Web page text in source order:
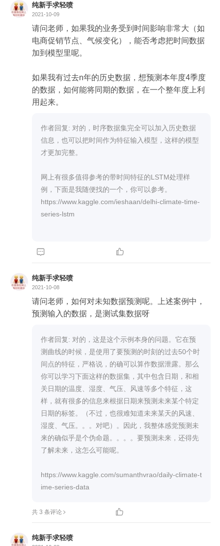
纯新手求轻喷
2021-10-09
请问老师，如果我的业务受到时间影响非常大（如
电商促销节点、气候变化），能否考虑把时间数据
加到模型里呢。
如果我有过去n年的历史数据，想预测本年度4季度
的数据，如何能将同期的数据，在一个整年度上利
用起来。
作者回复: 对的，时序数据集完全可以加入历史数据
信息，也可以把时间作为特征输入模型，这样的模型
才更加完整。
网上有很多值得参考的带时间特征的LSTM处理样
例，下面是我随便找的一个，你可以参考。
https://www.kaggle.com/ieshaan/delhi-climate-time-
series-lstm
 
纯新手求轻喷
2021-10-08
请问老师，如何对未知数据预测呢。上述案例中，
预测输入的数据，是测试集数据呀
作者回复: 对的，这是这个示例本身的问题。它在预
测曲线的时候，是使用了要预测的时刻的过去50个时
间点的特征，严格说，的确可以算作数据泄露。那么
你可以学习下面这样的数据集，其中包含日期，和相
关日期的温度、湿度、气压、风速等多个特征，这
样，就有很多的信息来根据日期来预测未来某个特定
日期的标签。（不过，也很难知道未来某天的风速、
湿度、气压。。。对吧）。因此，我整体感觉预测未
来的确似乎是个伪命题。。。。要预测未来，还得先
了解未来，这怎么可能呢。
https://www.kaggle.com/sumanthvrao/daily-climate-t
ime-series-data
共 3 条评论 
纯新手求轻喷